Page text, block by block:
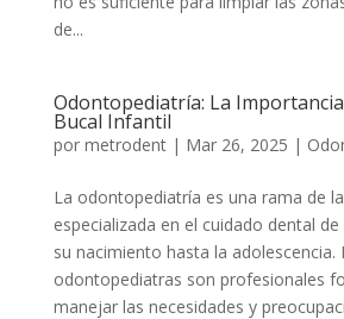
de...
Odontopediatría: La
Bucal Infantil
por metrodent| Mar 26, 2025 |
La odontopediatría es una rama de
especializada en el cuidado dental
su nacimiento hasta la adolescencia.
odontopediatras son profesionales
manejar las necesidades y